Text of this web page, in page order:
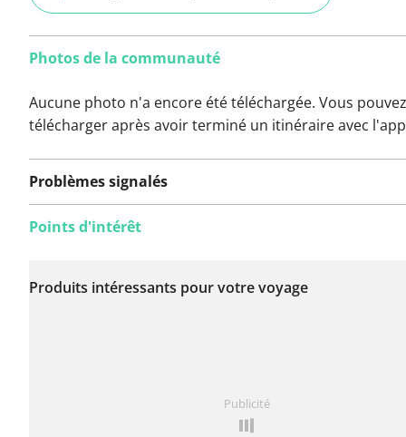
Photos de la communauté
Aucune photo n'a encore été téléchargée. Vous
télécharger après avoir terminé un itinéraire avec
Problèmes signalés
encore été signalé sur
Points d'intérêt
Produits intéressants pour votre voyage
Publicité